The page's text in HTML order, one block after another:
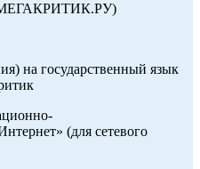
на государственный язык
(для сетевого